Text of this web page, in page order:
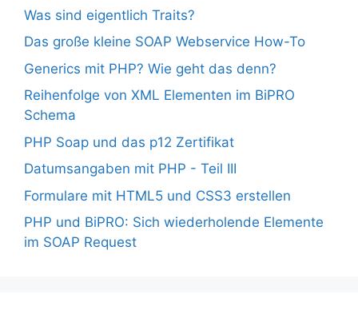
Was sind eigentlich Traits?
Das große kleine SOAP Webservice How-To
Generics mit PHP? Wie geht das denn?
Reihenfolge von XML Elementen im BiPRO
Schema
PHP Soap und das p12 Zertifikat
Datumsangaben mit PHP - Teil III
Formulare mit HTML5 und CSS3 erstellen
PHP und BiPRO: Sich wiederholende Elemente
im SOAP Request